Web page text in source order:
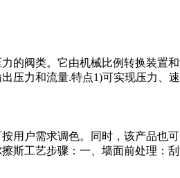
的阀类。它由机械比例转换装置
压力和流量.特点1)可实现压力、
户需求调色。同时，该产品也
斯工艺步骤：一、墙面前处理：